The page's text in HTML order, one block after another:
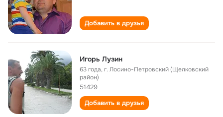
Добавить в друзья
Игорь Лузин
63 года,г. Лосино-Петровский (Щелковский
район)
51429
Добавить в друзья